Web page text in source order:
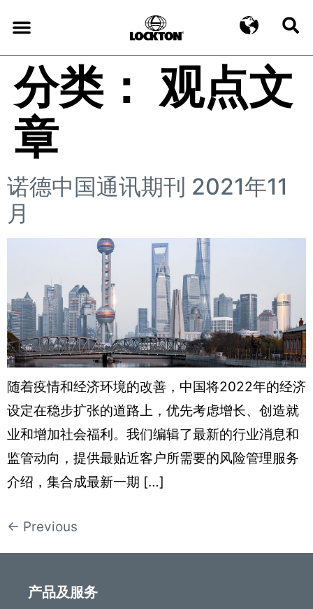
分类： 观点文
章
诺德中国通讯期刊 2021年11
月
随着疫情和经济环境的改善，中国将2022年的经济
设定在稳步扩张的道路上，优先考虑增长、创造就
业和增加社会福利。我们编辑了最新的行业消息和
监管动向，提供最贴近客户所需要的风险管理服务
介绍，集合成最新一期 […]
← Previous
产品及服务